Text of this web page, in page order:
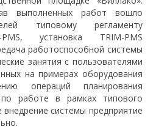
выполненных работ вошло
типовому регламенту
PMS, установка TRIM-PMS
работоспособной системы
занятия с пользователями
на примерах оборудования
операций планирования
работе в рамках типового
системы предприятие